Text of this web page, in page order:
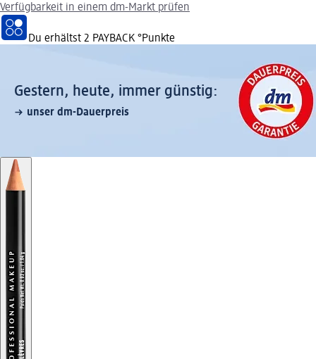
Verfügbarkeit in einem dm-Markt prüfen
Du erhältst 2 PAYBACK °Punkte
Gestern, heute, immer günstig:
unser dm-Dauerpreis